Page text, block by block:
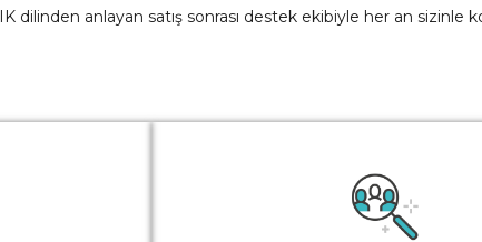
IK dilinden anlayan satış sonrası destek ekibiyle her an sizinle